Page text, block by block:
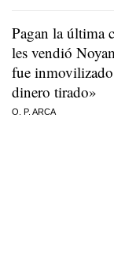
Pagan la última
les vendió
fue inmovilizado
dinero tirado»
O. P. ARCA